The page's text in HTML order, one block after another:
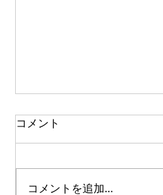
コメント
コメントを追加…